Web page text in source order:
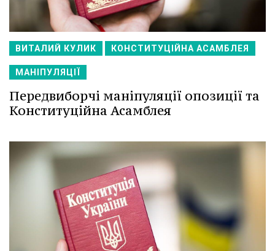
ВИТАЛИЙ КУЛИК КОНСТИТУЦІЙНА АСАМБЛЕЯ
МАНІПУЛЯЦІЇ
Передвиборчі маніпуляції опозиції та
Конституційна Асамблея